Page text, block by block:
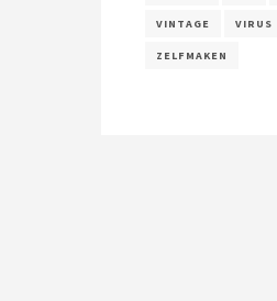
VINTAGE VIRUS
ZELFMAKEN